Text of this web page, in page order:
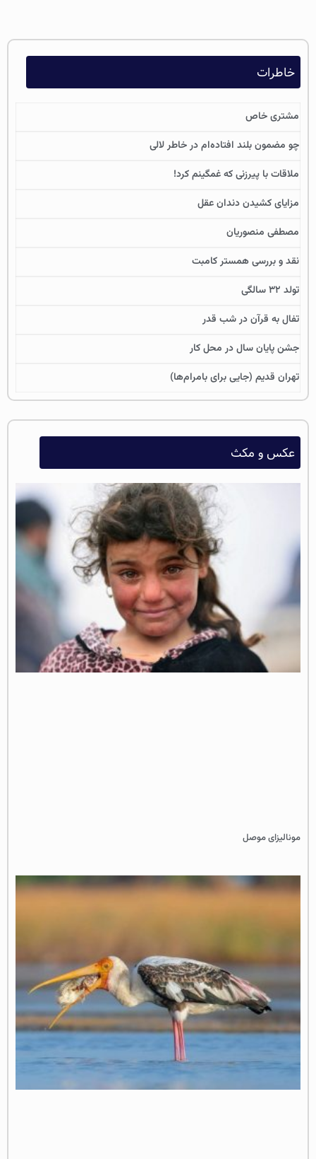
خاطرات
مشتری خاص
چو مضمون بلند افتاده‌ام در خاطر لالی
ملاقات با پیرزنی که غمگینم کرد!
مزایای کشیدن دندان عقل
مصطفی منصوریان
نقد و بررسی همستر کامبت
تولد ۳۲ سالگی
تفال به قرآن در شب قدر
جشن پایان سال در محل کار
تهران قدیم (جایی برای بامرام‌ها)
عکس و مکث
مونالیزای موصل